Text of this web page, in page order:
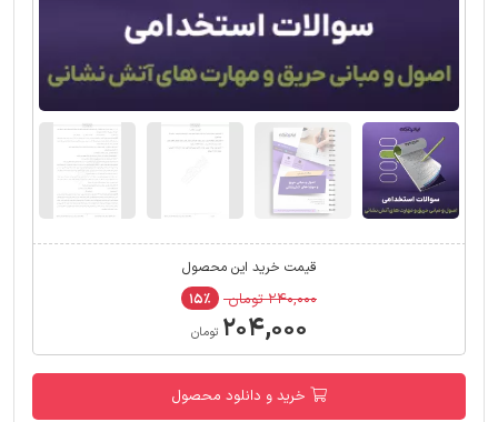
قیمت خرید این محصول
۲۴۰,۰۰۰ تومان ۱۵٪
۲۰۴,۰۰۰ تومان
خرید و دانلود محصول